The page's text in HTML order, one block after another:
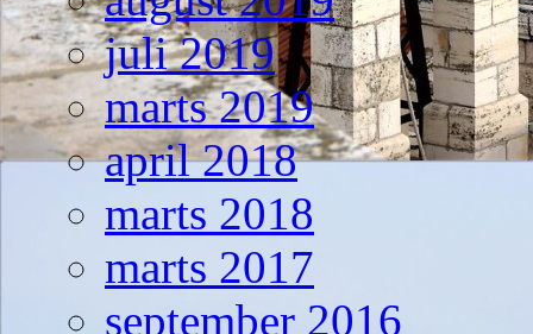
juli 2019
marts 2019
april 2018
marts 2018
marts 2017
september 2016